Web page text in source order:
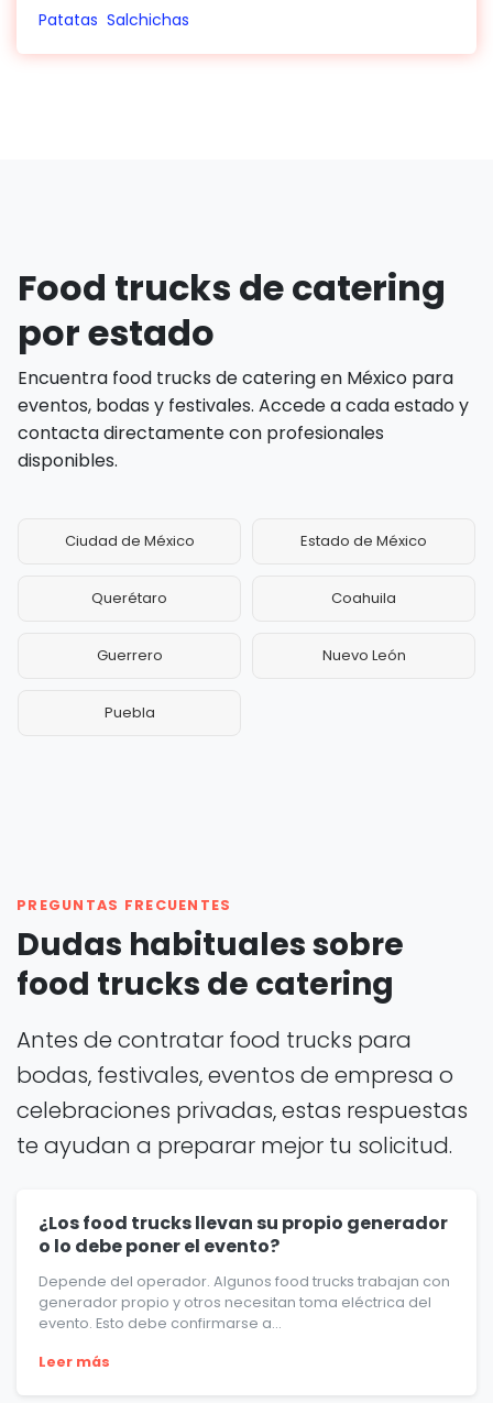
Patatas Salchichas
Food trucks de catering
por estado
Encuentra food trucks de catering en México para
eventos, bodas y festivales. Accede a cada estado y
contacta directamente con profesionales
disponibles.
Ciudad de México Estado de México
Querétaro Coahuila
Guerrero Nuevo León
Puebla
PREGUNTAS FRECUENTES
Dudas habituales sobre
food trucks de catering
Antes de contratar food trucks para
bodas, festivales, eventos de empresa o
celebraciones privadas, estas respuestas
te ayudan a preparar mejor tu solicitud.
¿Los food trucks llevan su propio generador
o lo debe poner el evento?
Depende del operador. Algunos food trucks trabajan con
generador propio y otros necesitan toma eléctrica del
evento. Esto debe confirmarse a...
Leer más